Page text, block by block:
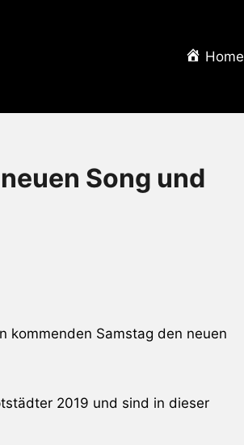
Home
Song und
kommenden Samstag den neuen
2019 und sind in dieser